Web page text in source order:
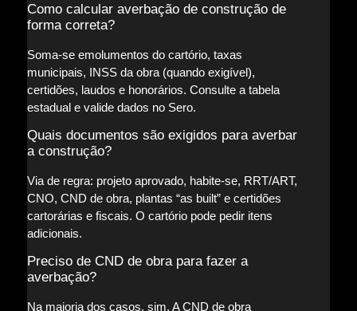
Como calcular averbação de construção de
forma correta?
Soma-se emolumentos do cartório, taxas
municipais, INSS da obra (quando exigível),
certidões, laudos e honorários. Consulte a tabela
estadual e valide dados no Sero.
Quais documentos são exigidos para averbar
a construção?
Via de regra: projeto aprovado, habite-se, RRT/ART,
CNO, CND de obra, plantas “as built” e certidões
cartorárias e fiscais. O cartório pode pedir itens
adicionais.
Preciso de CND de obra para fazer a
averbação?
Na maioria dos casos, sim. A CND de obra